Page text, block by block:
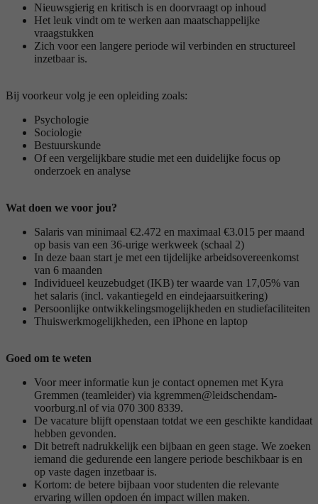
Nieuwsgierig en kritisch is en doorvraagt op inhoud
Het leuk vindt om te werken aan maatschappelijke
vraagstukken
Zich voor een langere periode wil verbinden en structureel
inzetbaar is.
Bij voorkeur volg je een opleiding zoals:
Psychologie
Sociologie
Bestuurskunde
Of een vergelijkbare studie met een duidelijke focus op
onderzoek en analyse
Wat doen we voor jou?
Salaris van minimaal €2.472 en maximaal €3.015 per maand
op basis van een 36-urige werkweek (schaal 2)
In deze baan start je met een tijdelijke arbeidsovereenkomst
van 6 maanden
Individueel keuzebudget (IKB) ter waarde van 17,05% van
het salaris (incl. vakantiegeld en eindejaarsuitkering)
Persoonlijke ontwikkelingsmogelijkheden en studiefaciliteiten
Thuiswerkmogelijkheden, een iPhone en laptop
Goed om te weten
Voor meer informatie kun je contact opnemen met Kyra
Gremmen (teamleider) via kgremmen@leidschendam-
voorburg.nl of via 070 300 8339.
De vacature blijft openstaan totdat we een geschikte kandidaat
hebben gevonden.
Dit betreft nadrukkelijk een bijbaan en geen stage. We zoeken
iemand die gedurende een langere periode beschikbaar is en
op vaste dagen inzetbaar is.
Kortom: de betere bijbaan voor studenten die relevante
ervaring willen opdoen én impact willen maken.